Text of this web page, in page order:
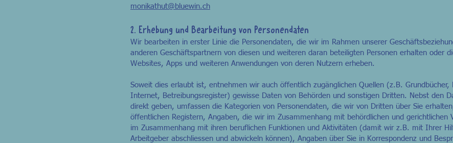
monikathut@bluewin.ch
2. Erhebung und Bearbeitung von Personendaten
Wir bearbeiten in erster Linie die Personendaten, die wir im Rahmen unserer
anderen Geschäftspartnern von diesen und weiteren daran beteiligten Personen erhalten oder
Websites, Apps und weiteren Anwendungen von deren Nutzern erheben.
Soweit dies erlaubt ist, entnehmen wir auch öffentlich zugänglichen Quellen (z.B. Grundbücher,
Internet, Betreibungsregister) gewisse Daten von Behörden und sonstigen Dritten. Nebst den
direkt geben, umfassen die Kategorien von Personendaten, die wir von Dritten über Sie
öffentlichen Registern, Angaben, die wir im Zusammenhang mit behördlichen und gerichtlichen
im Zusammenhang mit ihren beruflichen Funktionen und Aktivitäten (damit wir z.B. mit Ihrer
Arbeitgeber abschliessen und abwickeln können), Angaben über Sie in Korrespondenz und